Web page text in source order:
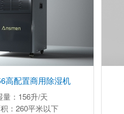
高配置商用除湿机
量：156升/天
：260平米以下